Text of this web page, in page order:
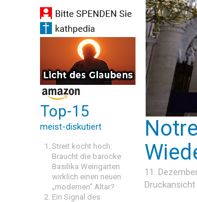
Top-15
meist-diskutiert
Streit kocht hoch:
Braucht die barocke
Basilika Weingarten
wirklich einen neuen
„modernen“ Altar?
Ein Signal des
11.
Druckansicht